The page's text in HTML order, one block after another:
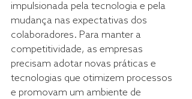
impulsionada pela tecnologia e pela
mudança nas expectativas dos
colaboradores. Para manter a
competitividade, as empresas
precisam adotar novas práticas e
tecnologias que otimizem processos
e promovam um ambiente de